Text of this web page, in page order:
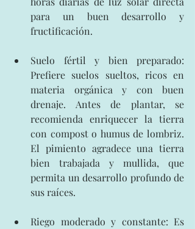
para un buen desarrollo y
fructificación.
Suelo fértil y bien preparado:
Prefiere suelos sueltos, ricos en
materia orgánica y con buen
drenaje. Antes de plantar, se
recomienda enriquecer la tierra
con compost o humus de lombriz.
El pimiento agradece una tierra
bien trabajada y mullida, que
permita un desarrollo profundo de
sus raíces.
Riego moderado y constante: Es